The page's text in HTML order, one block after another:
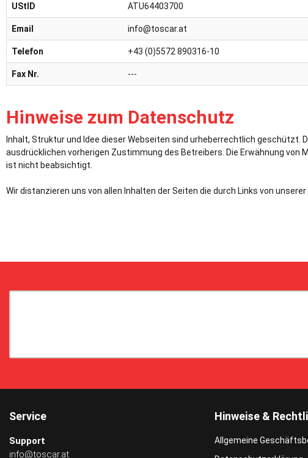
UStID ATU64403700
Email info@toscar.at
Telefon +43 (0)5572 890316-10
Fax Nr. ---
Hinweise zum Datenschutz
Inhalt, Struktur und Idee dieser Webseiten sind urheberrechtlich geschützt.
ausdrücklichen vorherigen Zustimmung des Betreibers. Die Erwähnung
ist nicht beabsichtigt.
Wir distanzieren uns von allen Inhalten der Seiten die durch Links von
Service
Support
info@toscar.at
Hinweise &
Allgemeine